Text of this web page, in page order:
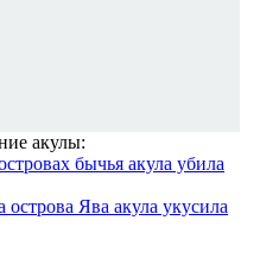
акулы:
бычья акула убила
Ява акула укусила